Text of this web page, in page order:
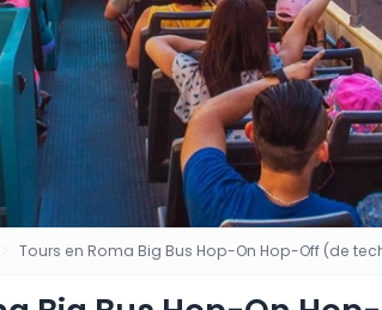
Tours en Roma Big Bus Hop-On Hop-Off (de